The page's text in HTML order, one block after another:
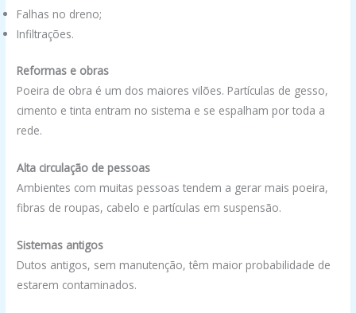
Falhas no dreno;
Infiltrações.
Reformas e obras
Poeira de obra é um dos maiores vilões. Partículas de gesso,
cimento e tinta entram no sistema e se espalham por toda a
rede.
Alta circulação de pessoas
Ambientes com muitas pessoas tendem a gerar mais poeira,
fibras de roupas, cabelo e partículas em suspensão.
Sistemas antigos
Dutos antigos, sem manutenção, têm maior probabilidade de
estarem contaminados.